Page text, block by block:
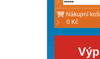
Nákupní
0 Kč